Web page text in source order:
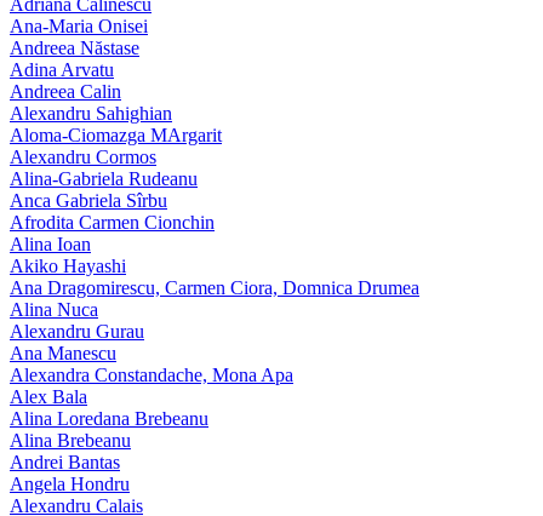
Ana-Maria Onisei
Andreea Năstase
Adina Arvatu
Andreea Calin
Alexandru Sahighian
Aloma-Ciomazga MArgarit
Alexandru Cormos
Alina-Gabriela Rudeanu
Anca Gabriela Sîrbu
Afrodita Carmen Cionchin
Alina Ioan
Akiko Hayashi
Ana Dragomirescu, Carmen Ciora, Domnica Drumea
Alina Nuca
Alexandru Gurau
Ana Manescu
Alexandra Constandache, Mona Apa
Alex Bala
Alina Loredana Brebeanu
Alina Brebeanu
Andrei Bantas
Angela Hondru
Alexandru Calais